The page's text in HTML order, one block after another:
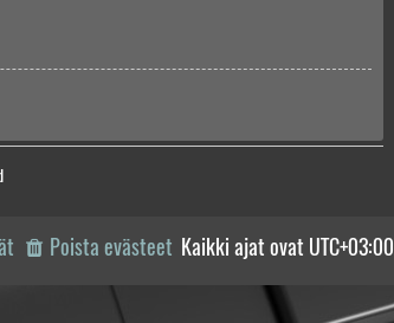
Kaikki ajat ovat UTC+03:00
Poista evästeet